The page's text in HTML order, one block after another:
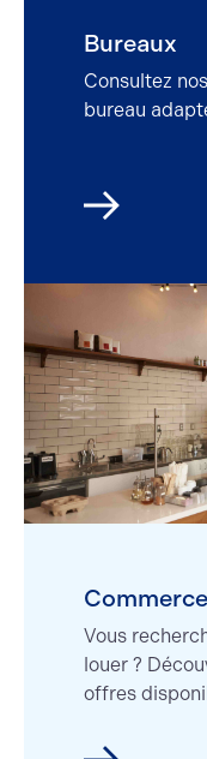
Bureaux
Consultez
bureau
Vous
louer ?
offres
Location